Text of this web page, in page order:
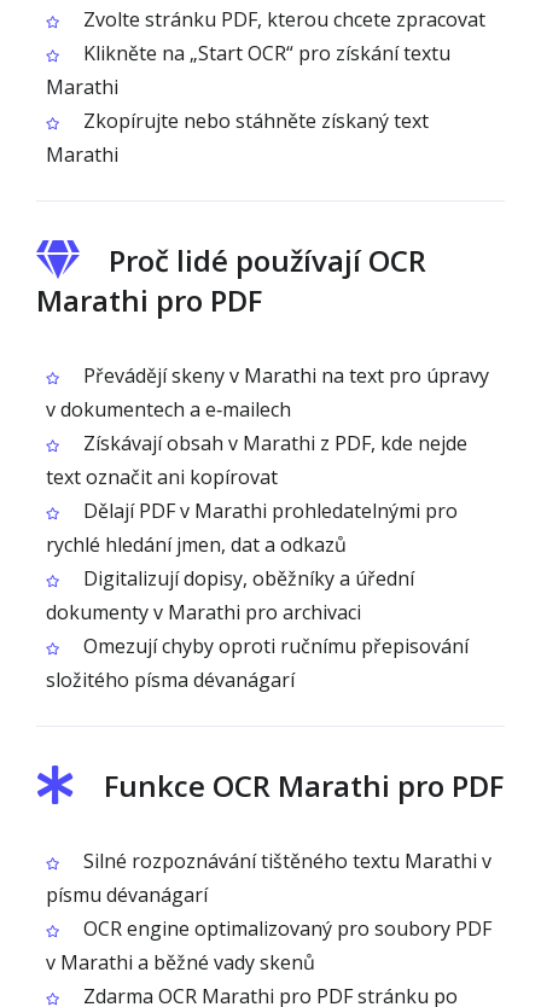
Zvolte stránku PDF, kterou chcete zpracovat
Klikněte na „Start OCR“ pro získání textu
Marathi
Zkopírujte nebo stáhněte získaný text
Marathi
Proč lidé používají OCR
Marathi pro PDF
Převádějí skeny v Marathi na text pro úpravy
v dokumentech a e‑mailech
Získávají obsah v Marathi z PDF, kde nejde
text označit ani kopírovat
Dělají PDF v Marathi prohledatelnými pro
rychlé hledání jmen, dat a odkazů
Digitalizují dopisy, oběžníky a úřední
dokumenty v Marathi pro archivaci
Omezují chyby oproti ručnímu přepisování
složitého písma dévanágarí
Funkce OCR Marathi pro PDF
Silné rozpoznávání tištěného textu Marathi v
písmu dévanágarí
OCR engine optimalizovaný pro soubory PDF
v Marathi a běžné vady skenů
Zdarma OCR Marathi pro PDF stránku po